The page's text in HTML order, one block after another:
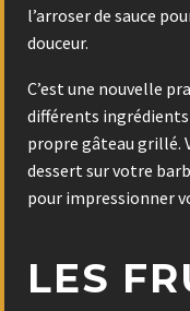
l’arroser de sauce
douceur.
C’est une nouvelle
différents
propre gâteau grillé.
dessert sur votre
pour impressionner
LES